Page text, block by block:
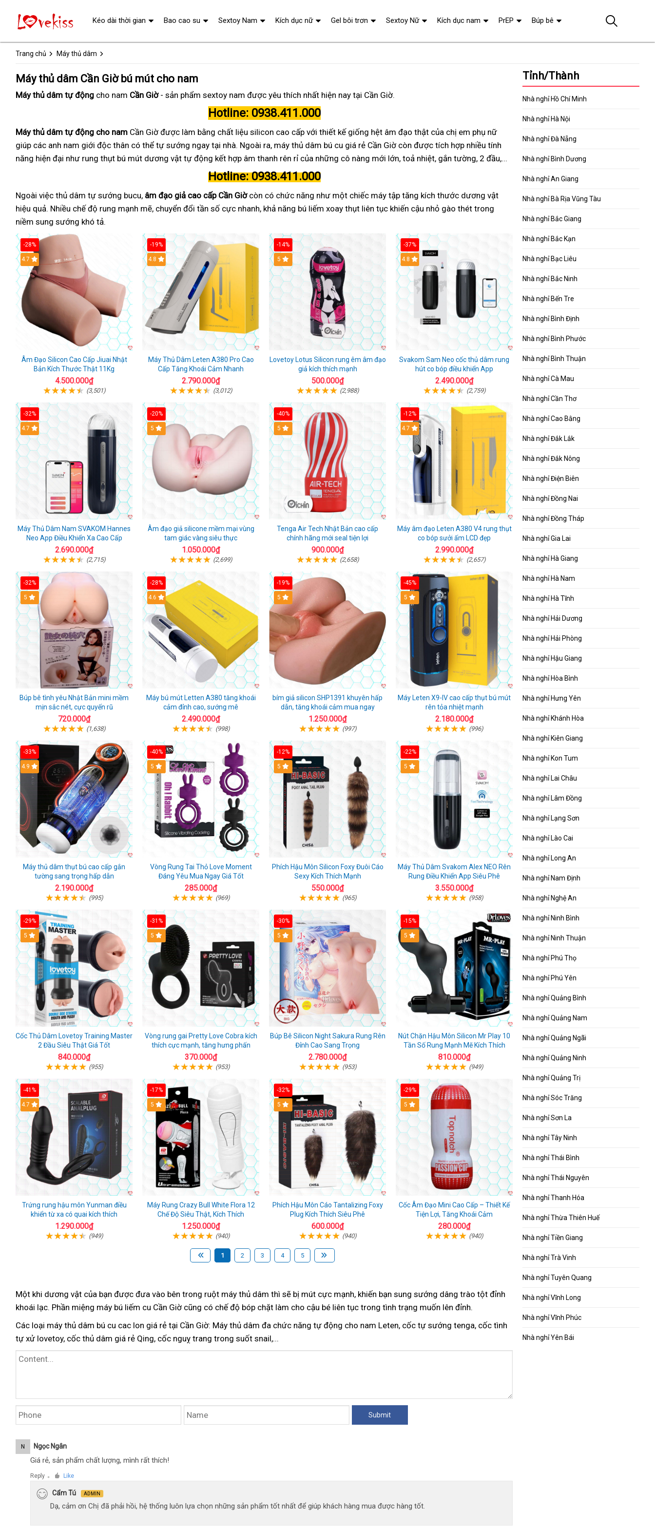
Trang chủ Máy thủ dâm
Máy thủ dâm Cần Giờ bú mút cho nam
Máy thủ dâm tự động cho nam Cần Giờ- sản phẩm sextoy nam được yêu thích nhất hiện nay tại Cần Giờ.
Hotline: 0938.411.000
Máy thủ dâm tự động cho nam Cần Giờ được làm bằng chất liệu silicon cao cấp với thiết kế giống hệt âm đạo thật của chị em phụ nữ
giúp các anh nam giới độc thân có thể tự sướng ngay tại nhà. Ngoài ra, máy thủ dâm bú cu giá rẻ Cần Giờ còn được tích hợp nhiều tính
năng hiện đại như rung thụt bú mút dương vật tự động kết hợp âm thanh rên rỉ của những cô nàng mới lớn, toả nhiệt, gắn tường, 2 đầu,...
Hotline: 0938.411.000
Ngoài việc thủ dâm tự sướng bucu, âm đạo giả cao cấp Cần Giờcòn có chức năng như một chiếc máy tập tăng kích thước dương vật
hiệu quả. Nhiều chế độ rung mạnh mẽ, chuyển đổi tần số cực nhanh, khả năng bú liếm xoay thụt liên tục khiến cậu nhỏ gào thét trong
niềm sung sướng khó tả.
-28%
4.7
Âm Đạo Silicon Cao Cấp Jiuai Nhật
Bản Kích Thước Thật 11Kg
4.500.000₫
(3,501)
-19%
Hot
4.8
Máy Thủ Dâm Leten A380 Pro Cao
Cấp Tăng Khoái Cảm Nhanh
2.790.000₫
(3,012)
-14%
Hot
5
Lovetoy Lotus Silicon rung êm âm đạo
giả kích thích mạnh
500.000₫
(2,988)
-37%
4.8
Svakom Sam Neo cốc thủ dâm rung
hút co bóp điều khiển App
2.490.000₫
(2,759)
-32%
Hot
4.7
Máy Thủ Dâm Nam SVAKOM Hannes
Neo App Điều Khiển Xa Cao Cấp
2.690.000₫
(2,715)
-20%
Hot
5
Âm đạo giả silicone mềm mại vùng
tam giác vàng siêu thực
1.050.000₫
(2,699)
-40%
Hot
5
Tenga Air Tech Nhật Bản cao cấp
chính hãng mới seal tiện lợi
900.000₫
(2,658)
-12%
Hot
4.7
Máy âm đạo Leten A380 V4 rung thụt
co bóp sưởi ấm LCD đẹp
2.990.000₫
(2,657)
-32%
Hot
5
Búp bê tình yêu Nhật Bản mini mềm
mịn sắc nét, cực quyến rũ
720.000₫
(1,638)
-28%
Hot
4.6
Máy bú mút Letten A380 tăng khoái
cảm đỉnh cao, sướng mê
2.490.000₫
(998)
-19%
Hot
5
bím giả silicon SHP1391 khuyên hấp
dẫn, tăng khoái cảm mua ngay
1.250.000₫
(997)
-45%
Hot
5
Máy Leten X9-IV cao cấp thụt bú mút
rên tỏa nhiệt mạnh
2.180.000₫
(996)
-33%
Hot
4.9
Máy thủ dâm thụt bú cao cấp gắn
tường sang trọng hấp dẫn
2.190.000₫
(995)
-40%
5
Vòng Rung Tai Thỏ Love Moment
Đáng Yêu Mua Ngay Giá Tốt
285.000₫
(969)
-12%
Hot
5
Phích Hậu Môn Silicon Foxy Đuôi Cáo
Sexy Kích Thích Mạnh
550.000₫
(965)
-22%
5
Máy Thủ Dâm Svakom Alex NEO Rên
Rung Điều Khiển App Siêu Phê
3.550.000₫
(958)
-29%
Hot
5
Cốc Thủ Dâm Lovetoy Training Master
2 Đầu Siêu Thật Giá Tốt
840.000₫
(955)
-31%
5
Vòng rung gai Pretty Love Cobra kích
thích cực mạnh, tăng hưng phấn
370.000₫
(953)
-30%
Hot
5
Búp Bê Silicon Night Sakura Rung Rên
Đỉnh Cao Sang Trọng
2.780.000₫
(953)
-15%
Hot
5
Nút Chặn Hậu Môn Silicon Mr Play 10
Tần Số Rung Mạnh Mẽ Kích Thích
810.000₫
(949)
-41%
Hot
4.7
Trứng rung hậu môn Yunman điều
khiển từ xa có quai kích thích
1.290.000₫
(949)
-17%
5
Máy Rung Crazy Bull White Flora 12
Chế Độ Siêu Thật, Kích Thích
1.250.000₫
(940)
-32%
Hot
5
Phích Hậu Môn Cáo Tantalizing Foxy
Plug Kích Thích Siêu Phê
600.000₫
(940)
-29%
5
Cốc Âm Đạo Mini Cao Cấp – Thiết Kế
Tiện Lợi, Tăng Khoái Cảm
280.000₫
(940)
1 2 3 4 5
Một khi dương vật của bạn được đưa vào bên trong ruột máy thủ dâm thì sẽ bị mút cực mạnh, khiến bạn sung sướng dâng trào tột đỉnh
khoái lạc. Phần miệng máy bú liếm cu Cần Giờ cũng có chế độ bóp chặt làm cho cậu bé liên tục trong tình trạng muốn lên đỉnh.
Các loại máy thủ dâm bú cu cac lon giá rẻ tại Cần Giờ: Máy thủ dâm đa chức năng tự động cho nam Leten, cốc tự sướng tenga, cốc tình
tự xử lovetoy, cốc thủ dâm giá rẻ Qing, cốc nguỵ trang trong suốt snail,...
N Ngọc Ngân
Giá rẻ, sản phẩm chất lượng, mình rất thích!
Reply ● Like
Cẩm Tú ADMIN
Dạ, cảm ơn Chị đã phải hồi, hệ thống luôn lựa chọn những sản phẩm tốt nhất để giúp khách hàng mua được hàng tốt.
Tỉnh/Thành
Nhà nghỉ Hồ Chí Minh
Nhà nghỉ Hà Nội
Nhà nghỉ Đà Nẵng
Nhà nghỉ Bình Dương
Nhà nghỉ An Giang
Nhà nghỉ Bà Rịa Vũng Tàu
Nhà nghỉ Bắc Giang
Nhà nghỉ Bắc Kạn
Nhà nghỉ Bạc Liêu
Nhà nghỉ Bắc Ninh
Nhà nghỉ Bến Tre
Nhà nghỉ Bình Định
Nhà nghỉ Bình Phước
Nhà nghỉ Bình Thuận
Nhà nghỉ Cà Mau
Nhà nghỉ Cần Thơ
Nhà nghỉ Cao Bằng
Nhà nghỉ Đắk Lắk
Nhà nghỉ Đắk Nông
Nhà nghỉ Điện Biên
Nhà nghỉ Đồng Nai
Nhà nghỉ Đồng Tháp
Nhà nghỉ Gia Lai
Nhà nghỉ Hà Giang
Nhà nghỉ Hà Nam
Nhà nghỉ Hà Tĩnh
Nhà nghỉ Hải Dương
Nhà nghỉ Hải Phòng
Nhà nghỉ Hậu Giang
Nhà nghỉ Hòa Bình
Nhà nghỉ Hưng Yên
Nhà nghỉ Khánh Hòa
Nhà nghỉ Kiên Giang
Nhà nghỉ Kon Tum
Nhà nghỉ Lai Châu
Nhà nghỉ Lâm Đồng
Nhà nghỉ Lạng Sơn
Nhà nghỉ Lào Cai
Nhà nghỉ Long An
Nhà nghỉ Nam Định
Nhà nghỉ Nghệ An
Nhà nghỉ Ninh Bình
Nhà nghỉ Ninh Thuận
Nhà nghỉ Phú Thọ
Nhà nghỉ Phú Yên
Nhà nghỉ Quảng Bình
Nhà nghỉ Quảng Nam
Nhà nghỉ Quảng Ngãi
Nhà nghỉ Quảng Ninh
Nhà nghỉ Quảng Trị
Nhà nghỉ Sóc Trăng
Nhà nghỉ Sơn La
Nhà nghỉ Tây Ninh
Nhà nghỉ Thái Bình
Nhà nghỉ Thái Nguyên
Nhà nghỉ Thanh Hóa
Nhà nghỉ Thừa Thiên Huế
Nhà nghỉ Tiền Giang
Nhà nghỉ Trà Vinh
Nhà nghỉ Tuyên Quang
Nhà nghỉ Vĩnh Long
Nhà nghỉ Vĩnh Phúc
Nhà nghỉ Yên Bái
Kéo dài thời gian Bao cao su Sextoy Nam Kích dục nữ Gel bôi trơn Sextoy Nữ Kích dục nam PrEP Búp bê